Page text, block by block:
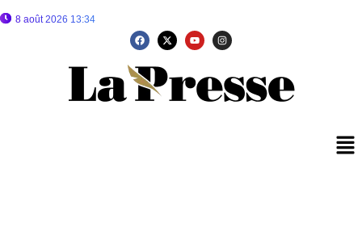
8 août 2026 13:34